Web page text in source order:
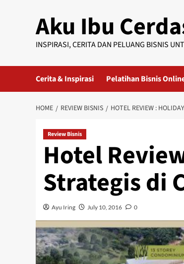
Aku Ibu
INSPIRASI, CERITA DAN PELUANG BISNIS
Cerita & Inspirasi Pelatihan Bisnis
HOME REVIEW BISNIS HOTEL REVIEW :
Review Bisnis
Hotel
Strategis di
Ayu Iring July 10, 2016 0